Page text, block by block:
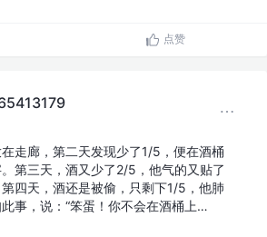
点赞
走廊，第二天发现少了1/5，便在酒桶
。第三天，酒又少了2/5，他气的又贴了
四天，酒还是被偷，只剩下1/5，他肺
事，说：“笨蛋！你不会在酒桶上…